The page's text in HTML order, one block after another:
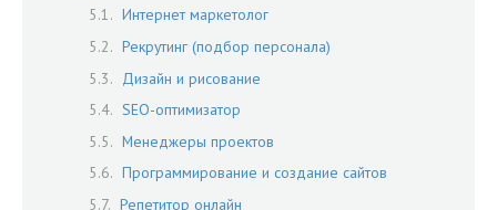
Интернет маркетолог
Рекрутинг (подбор персонала)
Дизайн и рисование
SEO-оптимизатор
Менеджеры проектов
Программирование и создание сайтов
Репетитор онлайн